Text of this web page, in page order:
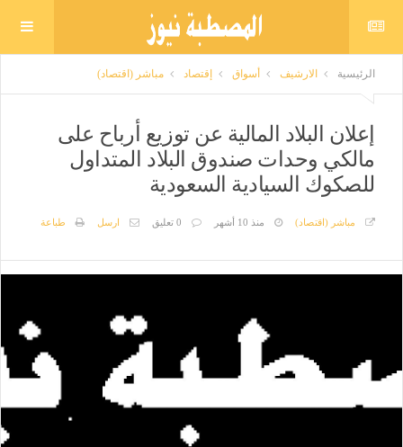
الرئيسية الارشيف أسواق إقتصاد مباشر (اقتصاد)
إعلان البلاد المالية عن توزيع أرباح على
مالكي وحدات صندوق البلاد المتداول
للصكوك السيادية السعودية
مباشر (اقتصاد) منذ 10 أشهر 0 تعليق ارسل طباعة